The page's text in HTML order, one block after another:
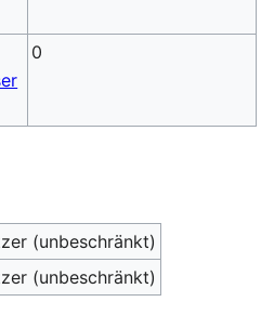
0
(unbeschränkt)
(unbeschränkt)